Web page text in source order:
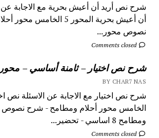
شرح نص أريد أن أعيش بحرية مع الاجابة عن
أن أعيش بحرية المحور 5
نصوص محور...
Comments closed
شرح نص اختيار – ثامنة أساسي –
BY CHAR7 NAS
الخامس محور أحلام ومطامح - شرح نصوص
ومطامح 8 اساسي - تحضير...
Comments closed